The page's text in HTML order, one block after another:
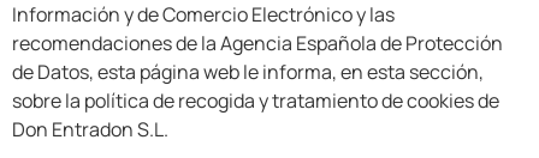
Información y de Comercio Electrónico y las
recomendaciones de la Agencia Española de Protección
de Datos, esta página web le informa, en esta sección,
sobre la política de recogida y tratamiento de cookies de
Don Entradon S.L.